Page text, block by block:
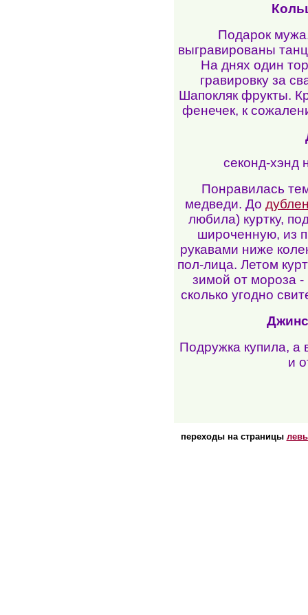
Подарок
выгравированы
На днях один
гравировку за
Шапокляк фрукты.
фенечек, к
секонд-хэнд
Понравилась
медведи. До
любила) куртку,
широченную, из
рукавами ниже
пол-лица. Летом
зимой от мороза
сколько угодно
Подружка купила, а
и
переходы на страницы